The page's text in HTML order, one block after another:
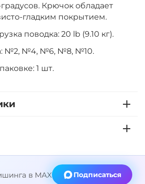
Крючок обладает
гладким покрытием.
поводка: 20 lb (9.10 кг).
№2, №4, №6, №8, №10.
1 шт.
в MAX Подписаться